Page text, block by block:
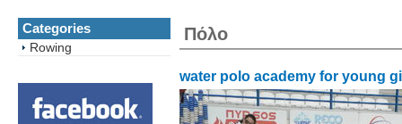
Categories
Rowing
Πόλο
water polo academy for young